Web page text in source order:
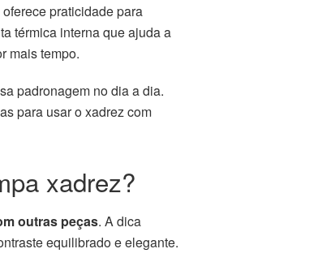
oferece praticidade para
térmica interna que ajuda a
mais tempo.
padronagem no dia a dia.
para usar o xadrez com
xadrez?
outras peças. A dica
equilibrado e elegante.